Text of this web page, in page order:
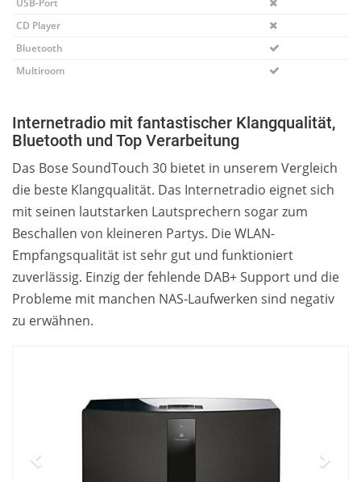
CD Player
Bluetooth
Multiroom
Internetradio mit fantastischer Klangqualität,
Bluetooth und Top Verarbeitung
Das Bose SoundTouch 30 bietet in unserem Vergleich
die beste Klangqualität. Das Internetradio eignet sich
mit seinen lautstarken Lautsprechern sogar zum
Beschallen von kleineren Partys. Die WLAN-
Empfangsqualität ist sehr gut und funktioniert
zuverlässig. Einzig der fehlende DAB+ Support und die
Probleme mit manchen NAS-Laufwerken sind negativ
zu erwähnen.